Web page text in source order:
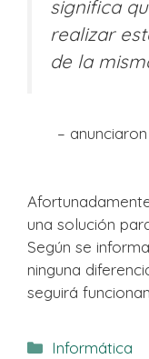
significa
realizar
de la
–
una solución
Según se
ninguna
seguirá
Categorías
Informática